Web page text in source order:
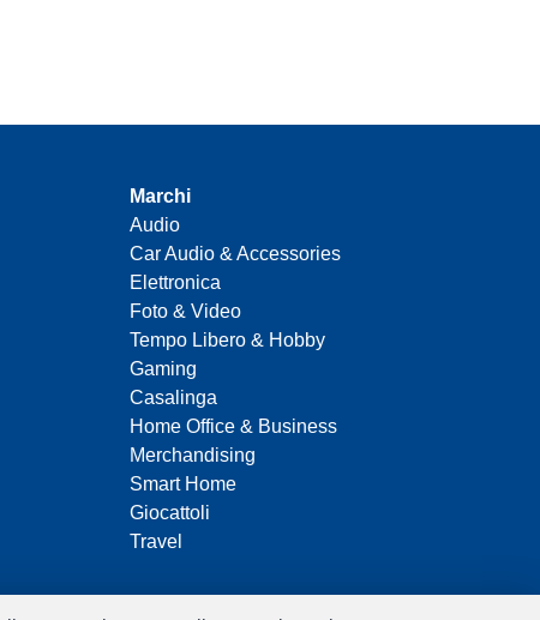
Marchi
Audio
Car Audio & Accessories
Elettronica
Foto & Video
Tempo Libero & Hobby
Gaming
Casalinga
Home Office & Business
Merchandising
Smart Home
Giocattoli
Travel